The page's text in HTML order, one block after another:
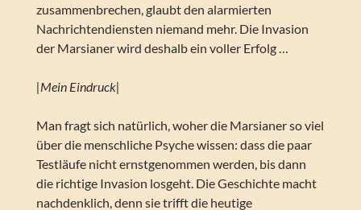
zusammenbrechen, glaubt den alarmierten
Nachrichtendiensten niemand mehr. Die Invasion
der Marsianer wird deshalb ein voller Erfolg …
|Mein Eindruck|
Man fragt sich natürlich, woher die Marsianer so viel
über die menschliche Psyche wissen: dass die paar
Testläufe nicht ernstgenommen werden, bis dann
die richtige Invasion losgeht. Die Geschichte macht
nachdenklich, denn sie trifft die heutige